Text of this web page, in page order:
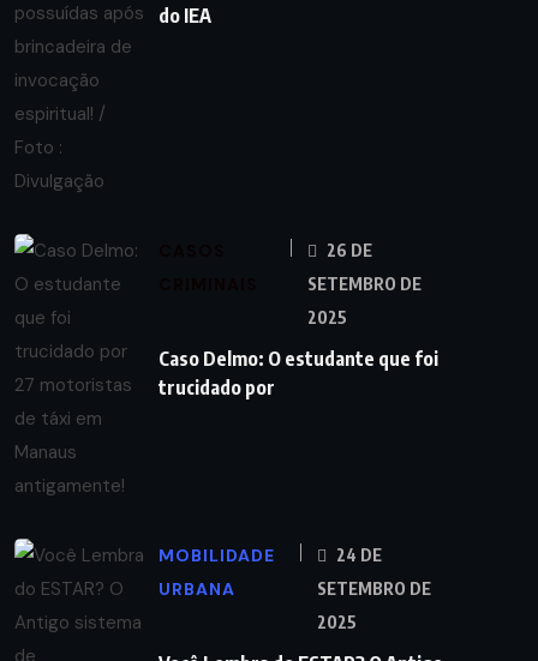
do IEA
26 DE
SETEMBRO DE
2025
Caso Delmo: O estudante que foi
trucidado por
MOBILIDADE
URBANA
24 DE
SETEMBRO DE
2025